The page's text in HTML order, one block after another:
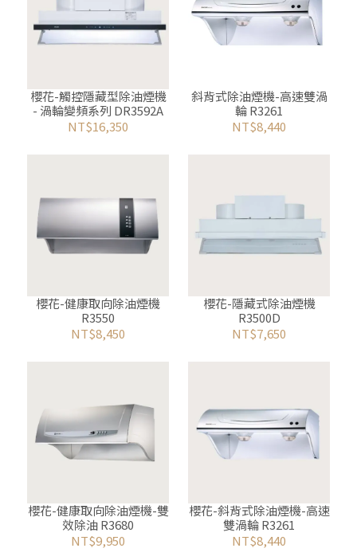
櫻花-觸控隱藏型除油煙機
- 渦輪變頻系列 DR3592A
NT$16,350
斜背式除油煙機-高速雙渦
輪 R3261
NT$8,440
櫻花-健康取向除油煙機
R3550
NT$8,450
櫻花-隱藏式除油煙機
R3500D
NT$7,650
櫻花-健康取向除油煙機-雙
效除油 R3680
NT$9,950
櫻花-斜背式除油煙機-高速
雙渦輪 R3261
NT$8,440